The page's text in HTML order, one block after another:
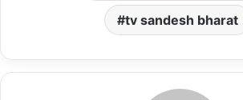
tv sandesh bharat